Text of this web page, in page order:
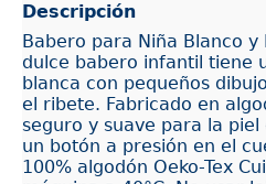
Descripción
Babero para Niña Blanco y
dulce babero infantil tiene
blanca con pequeños
el ribete. Fabricado en
seguro y suave para la
un botón a presión en el
100% algodón Oeko-Tex